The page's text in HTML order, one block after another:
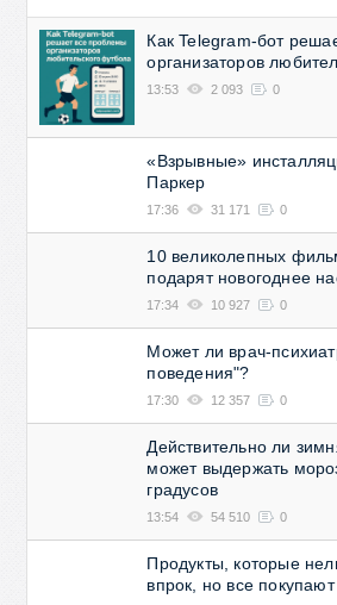
Как Telegram-бот
организаторов
13:53 2 093 0
«Взрывные»
Паркер
17:36 31 171 0
10 великолепных
подарят новогоднее
17:34 10 927 0
Может ли врач-
поведения"?
17:30 12 357 0
Действительно ли
может выдержать
градусов
13:54 54 510 0
Продукты, которые
впрок, но все покупают